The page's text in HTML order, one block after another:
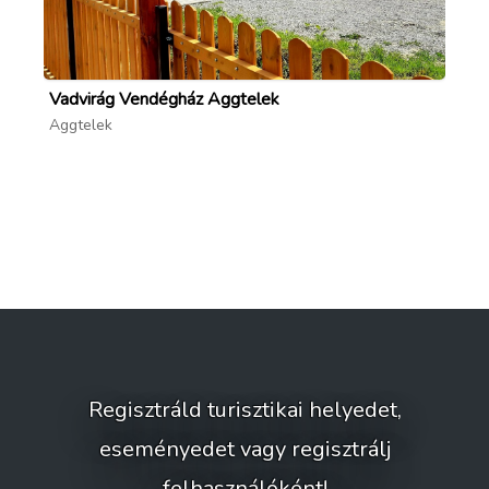
Vadvirág Vendégház Aggtelek
Aggtelek
Regisztráld turisztikai helyedet,
eseményedet vagy regisztrálj